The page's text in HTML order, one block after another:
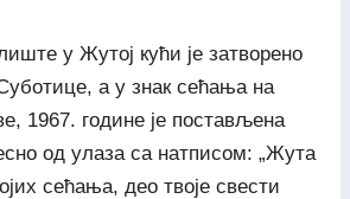
у Жутој кући је затворено
а у знак сећања на
1967. године је постављена
од улаза са натписом: „Жута
сећања, део твоје свести